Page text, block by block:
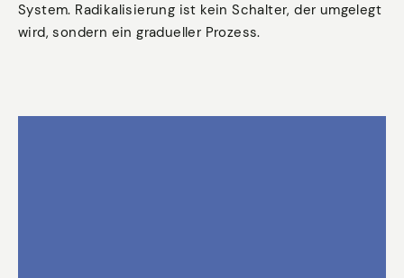
System. Radikalisierung ist kein Schalter, der umgelegt
wird, sondern ein gradueller Prozess.